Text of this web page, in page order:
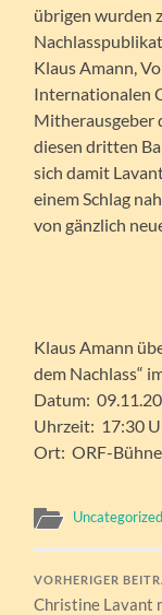
übrigen wurden
Klaus Amann,
Internationalen
Mitherausgeber
diesen dritten
sich damit
einem Schlag
von gänzlich
Klaus Amann
dem Nachlass“
Datum:
Uhrzeit: 17:30
Ort: ORF-
Uncategorized
VORHERIGER
Christine Lavant